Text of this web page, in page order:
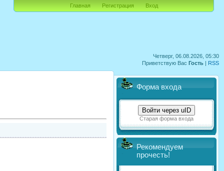
Четверг, 06.08.2026, 05:30
Приветствую Вас Гость | RSS
Главная Регистрация Вход
Форма входа
Войти через uID
Старая форма входа
Рекомендуем
прочесть!